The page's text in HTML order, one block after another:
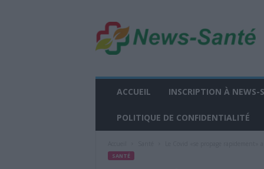
w
s
ACCUEIL INSCRIPTION À NEWS-
POLITIQUE DE CONFIDENTIALITÉ
SANTÉ